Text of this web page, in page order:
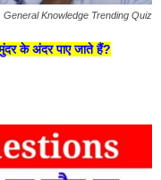
General Knowledge Trending Quiz
के अंदर पाए जाते हैं?